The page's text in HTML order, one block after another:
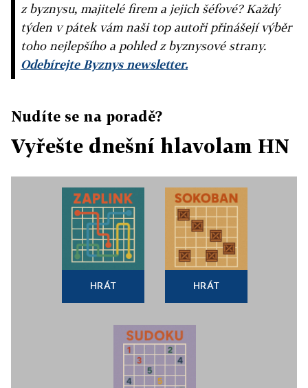
z byznysu, majitelé firem a jejich šéfové? Každý
týden v pátek vám naši top autoři přinášejí výběr
toho nejlepšího a pohled z byznysové strany.
Odebírejte Byznys newsletter.
Nudíte se na poradě?
Vyřešte dnešní hlavolam HN
HRÁT HRÁT